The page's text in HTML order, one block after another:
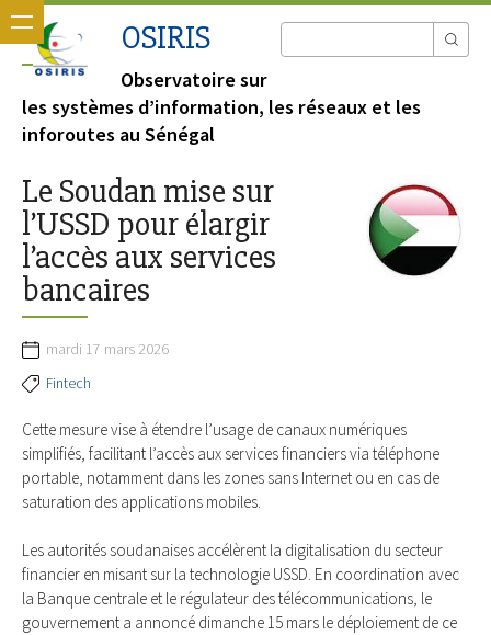
OSIRIS
Observatoire sur
les systèmes d’information, les réseaux et les
inforoutes au Sénégal
Le Soudan mise sur
l’USSD pour élargir
l’accès aux services
bancaires
mardi 17 mars 2026
Fintech
Cette mesure vise à étendre l’usage de canaux numériques
simplifiés, facilitant l’accès aux services financiers via téléphone
portable, notamment dans les zones sans Internet ou en cas de
saturation des applications mobiles.
Les autorités soudanaises accélèrent la digitalisation du secteur
financier en misant sur la technologie USSD. En coordination avec
la Banque centrale et le régulateur des télécommunications, le
gouvernement a annoncé dimanche 15 mars le déploiement de ce